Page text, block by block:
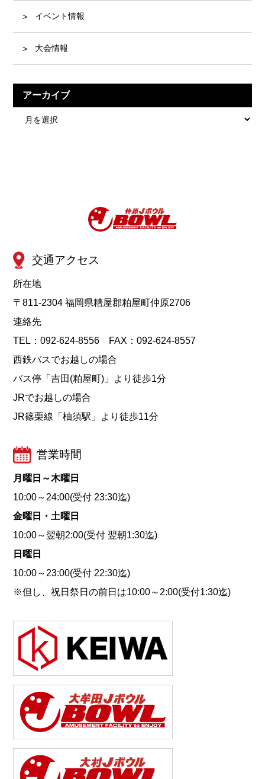
イベント情報
大会情報
アーカイブ
交通アクセス
所在地
〒811-2304 福岡県糟屋郡粕屋町仲原2706
連絡先
TEL：092-624-8556 FAX：092-624-8557
西鉄バスでお越しの場合
バス停「吉田(粕屋町)」より徒歩1分
JRでお越しの場合
JR篠栗線「柚須駅」より徒歩11分
営業時間
月曜日～木曜日
10:00～24:00(受付 23:30迄)
金曜日・土曜日
10:00～翌朝2:00(受付 翌朝1:30迄)
日曜日
10:00～23:00(受付 22:30迄)
※但し、祝日祭日の前日は10:00～2:00(受付1:30迄)